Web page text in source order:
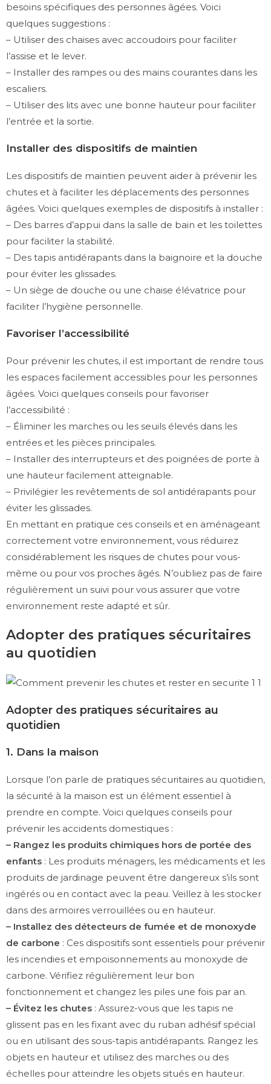
besoins spécifiques des personnes âgées. Voici
quelques suggestions :
– Utiliser des chaises avec accoudoirs pour faciliter
l’assise et le lever.
– Installer des rampes ou des mains courantes dans les
escaliers.
– Utiliser des lits avec une bonne hauteur pour faciliter
l’entrée et la sortie.
Installer des dispositifs de maintien
Les dispositifs de maintien peuvent aider à prévenir les
chutes et à faciliter les déplacements des personnes
âgées. Voici quelques exemples de dispositifs à installer :
– Des barres d’appui dans la salle de bain et les toilettes
pour faciliter la stabilité.
– Des tapis antidérapants dans la baignoire et la douche
pour éviter les glissades.
– Un siège de douche ou une chaise élévatrice pour
faciliter l’hygiène personnelle.
Favoriser l’accessibilité
Pour prévenir les chutes, il est important de rendre tous
les espaces facilement accessibles pour les personnes
âgées. Voici quelques conseils pour favoriser
l’accessibilité :
– Éliminer les marches ou les seuils élevés dans les
entrées et les pièces principales.
– Installer des interrupteurs et des poignées de porte à
une hauteur facilement atteignable.
– Privilégier les revêtements de sol antidérapants pour
éviter les glissades.
En mettant en pratique ces conseils et en aménageant
correctement votre environnement, vous réduirez
considérablement les risques de chutes pour vous-
même ou pour vos proches âgés. N’oubliez pas de faire
régulièrement un suivi pour vous assurer que votre
environnement reste adapté et sûr.
Adopter des pratiques sécuritaires
au quotidien
Adopter des pratiques sécuritaires au
quotidien
1. Dans la maison
Lorsque l’on parle de pratiques sécuritaires au quotidien,
la sécurité à la maison est un élément essentiel à
prendre en compte. Voici quelques conseils pour
prévenir les accidents domestiques :
– Rangez les produits chimiques hors de portée des
enfants : Les produits ménagers, les médicaments et les
produits de jardinage peuvent être dangereux s’ils sont
ingérés ou en contact avec la peau. Veillez à les stocker
dans des armoires verrouillées ou en hauteur.
– Installez des détecteurs de fumée et de monoxyde
de carbone : Ces dispositifs sont essentiels pour prévenir
les incendies et empoisonnements au monoxyde de
carbone. Vérifiez régulièrement leur bon
fonctionnement et changez les piles une fois par an.
– Évitez les chutes : Assurez-vous que les tapis ne
glissent pas en les fixant avec du ruban adhésif spécial
ou en utilisant des sous-tapis antidérapants. Rangez les
objets en hauteur et utilisez des marches ou des
échelles pour atteindre les objets situés en hauteur.